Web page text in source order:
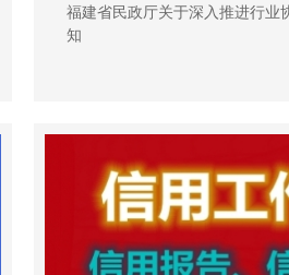
福建省民政厅关于深入推进行业
知